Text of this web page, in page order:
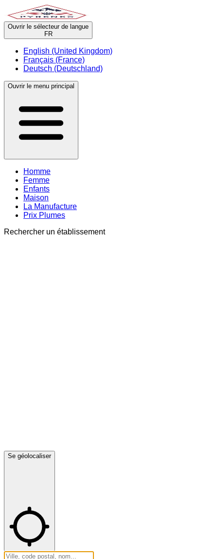
Ouvrir le sélecteur de langue
FR
English (United Kingdom)
Français (France)
Deutsch (Deutschland)
Ouvrir le menu principal
Homme
Femme
Enfants
Maison
La Manufacture
Prix Plumes
Rechercher un établissement
Se géolocaliser